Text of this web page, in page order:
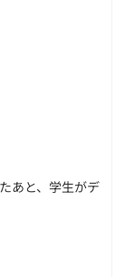
あと、学生がデ